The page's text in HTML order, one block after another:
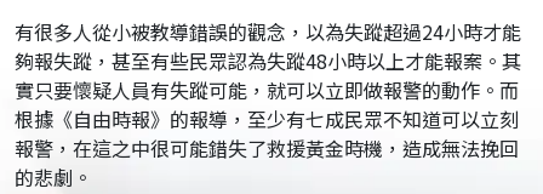
有很多人從小被教導錯誤的觀念，以為失蹤超過24小時才能
夠報失蹤，甚至有些民眾認為失蹤48小時以上才能報案。其
實只要懷疑人員有失蹤可能，就可以立即做報警的動作。而
根據《自由時報》的報導，至少有七成民眾不知道可以立刻
報警，在這之中很可能錯失了救援黃金時機，造成無法挽回
的悲劇。